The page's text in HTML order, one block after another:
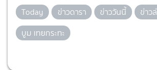
Today
ข่าวดารา ข่าววันนี้
ข่าว
บูม เทยกระทะ